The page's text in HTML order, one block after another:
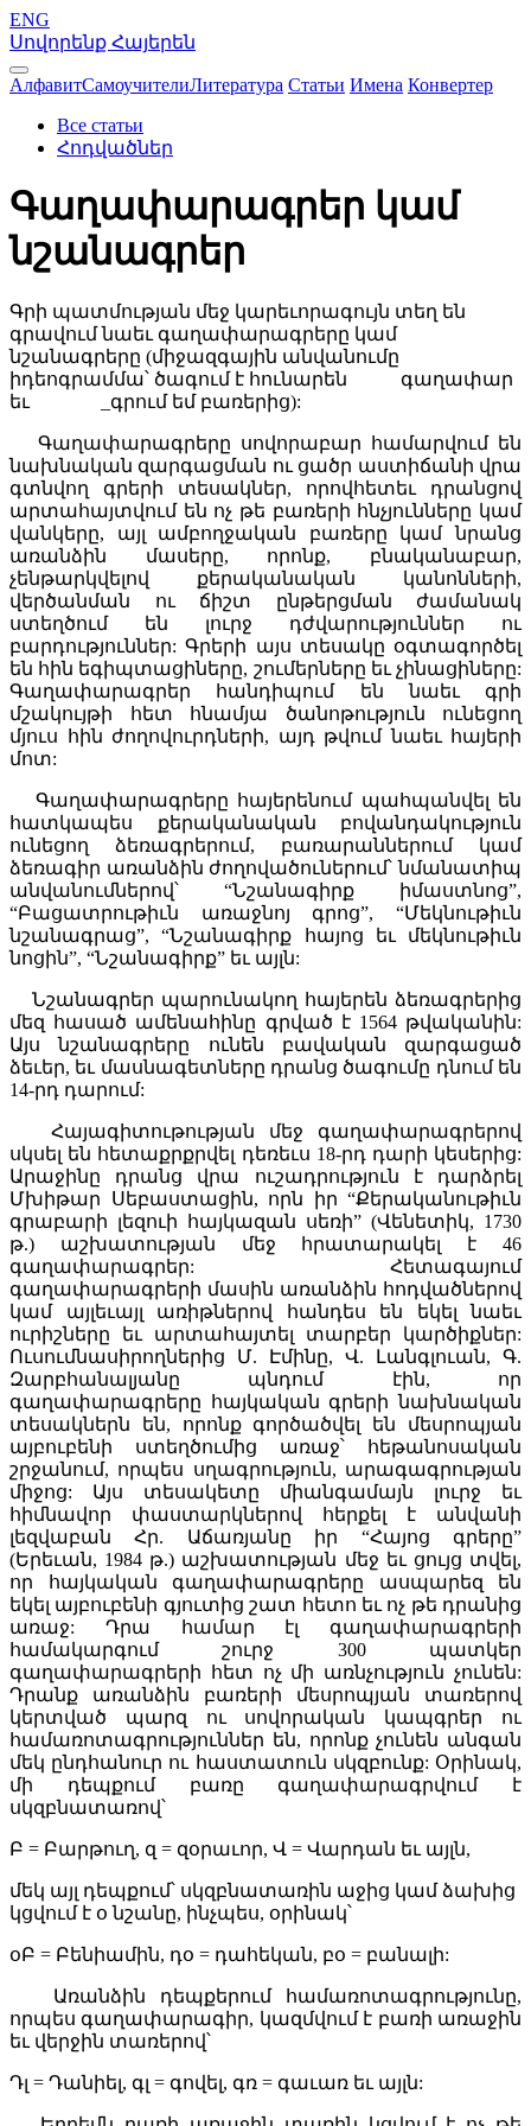
ENG
Սովորենք Հայերեն
АлфавитСамоучителиЛитература Статьи Имена Конвертер
Все статьи
Հոդվածներ
Գաղափարագրեր կամ
նշանագրեր
Գրի պատմության մեջ կարեւորագույն տեղ են
գրավում նաեւ գաղափարագրերը կամ
նշանագրերը (միջազգային անվանումը
իդեոգրամմա՝ ծագում է հունարեն
գաղափար
եւ
_գրում եմ բառերից):
Գաղափարագրերը սովորաբար համարվում են
նախնական զարգացման ու ցածր աստիճանի վրա
գտնվող գրերի տեսակներ, որովհետեւ դրանցով
արտահայտվում են ոչ թե բառերի հնչյունները կամ
վանկերը, այլ ամբողջական բառերը կամ նրանց
առանձին մասերը, որոնք, բնականաբար,
չենթարկվելով քերականական կանոնների,
վերծանման ու ճիշտ ընթերցման ժամանակ
ստեղծում են լուրջ դժվարություններ ու
բարդություններ: Գրերի այս տեսակը օգտագործել
են հին եգիպտացիները, շումերները եւ չինացիները:
Գաղափարագրեր հանդիպում են նաեւ գրի
մշակույթի հետ հնամյա ծանոթություն ունեցող
մյուս հին ժողովուրդների, այդ թվում նաեւ հայերի
մոտ:
Գաղափարագրերը հայերենում պահպանվել են
հատկապես քերականական բովանդակություն
ունեցող ձեռագրերում, բառարաններում կամ
ձեռագիր առանձին ժողովածուներում՝ նմանատիպ
անվանումներով՝ “Նշանագիրք իմաստնոց”,
“Բացատրութիւն առաջնոյ գրոց”, “Մեկնութիւն
նշանագրաց”, “Նշանագիրք հայոց եւ մեկնութիւն
նոցին”, “Նշանագիրք” եւ այլն:
Նշանագրեր պարունակող հայերեն ձեռագրերից
մեզ հասած ամենահինը գրված է 1564 թվականին:
Այս նշանագրերը ունեն բավական զարգացած
ձեւեր, եւ մասնագետները դրանց ծագումը դնում են
14-րդ դարում:
Հայագիտութության մեջ գաղափարագրերով
սկսել են հետաքրքրվել դեռեւս 18-րդ դարի կեսերից:
Արաջինը դրանց վրա ուշադրություն է դարձրել
Մխիթար Սեբաստացին, որն իր “Քերականութիւն
գրաբարի լեզուի հայկազան սեռի” (Վենետիկ, 1730
թ.) աշխատության մեջ հրատարակել է 46
գաղափարագրեր: Հետագայում
գաղափարագրերի մասին առանձին հոդվածներով
կամ այլեւայլ առիթներով հանդես են եկել նաեւ
ուրիշները եւ արտահայտել տարբեր կարծիքներ:
Ուսումնասիրողներից Մ. Էմինը, Վ. Լանգլուան, Գ.
Զարբհանալյանը պնդում էին, որ
գաղափարագրերը հայկական գրերի նախնական
տեսակներն են, որոնք գործածվել են մեսրոպյան
այբուբենի ստեղծումից առաջ՝ հեթանոսական
շրջանում, որպես սղագրություն, արագագրության
միջոց: Այս տեսակետը միանգամայն լուրջ եւ
հիմնավոր փաստարկներով հերքել է անվանի
լեզվաբան Հր. Աճառյանը իր “Հայոց գրերը”
(Երեւան, 1984 թ.) աշխատության մեջ եւ ցույց տվել,
որ հայկական գաղափարագրերը ասպարեզ են
եկել այբուբենի գյուտից շատ հետո եւ ոչ թե դրանից
առաջ: Դրա համար էլ գաղափարագրերի
համակարգում շուրջ 300 պատկեր
գաղափարագրերի հետ ոչ մի առնչություն չունեն:
Դրանք առանձին բառերի մեսրոպյան տառերով
կերտված պարզ ու սովորական կապգրեր ու
համառոտագրություններ են, որոնք չունեն անգան
մեկ ընդհանուր ու հաստատուն սկզբունք: Օրինակ,
մի դեպքում բառը գաղափարագրվում է
սկզբնատառով՝
Բ = Բարթուղ, զ = զօրաւոր, Վ = Վարդան եւ այլն,
մեկ այլ դեպքում՝ սկզբնատառին աջից կամ ձախից
կցվում է օ նշանը, ինչպես, օրինակ՝
օԲ = Բենիամին, դօ = դահեկան, բօ = բանալի:
Առանձին դեպքերում համառոտագրությունը,
որպես գաղափարագիր, կազմվում է բառի առաջին
եւ վերջին տառերով՝
Դլ = Դանիել, գլ = գովել, գռ = գաւառ եւ այլն: